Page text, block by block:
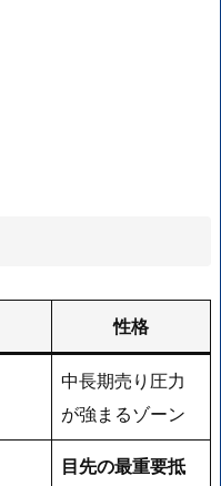
性格
中長期売り圧力
が強まるゾーン
目先の最重要抵